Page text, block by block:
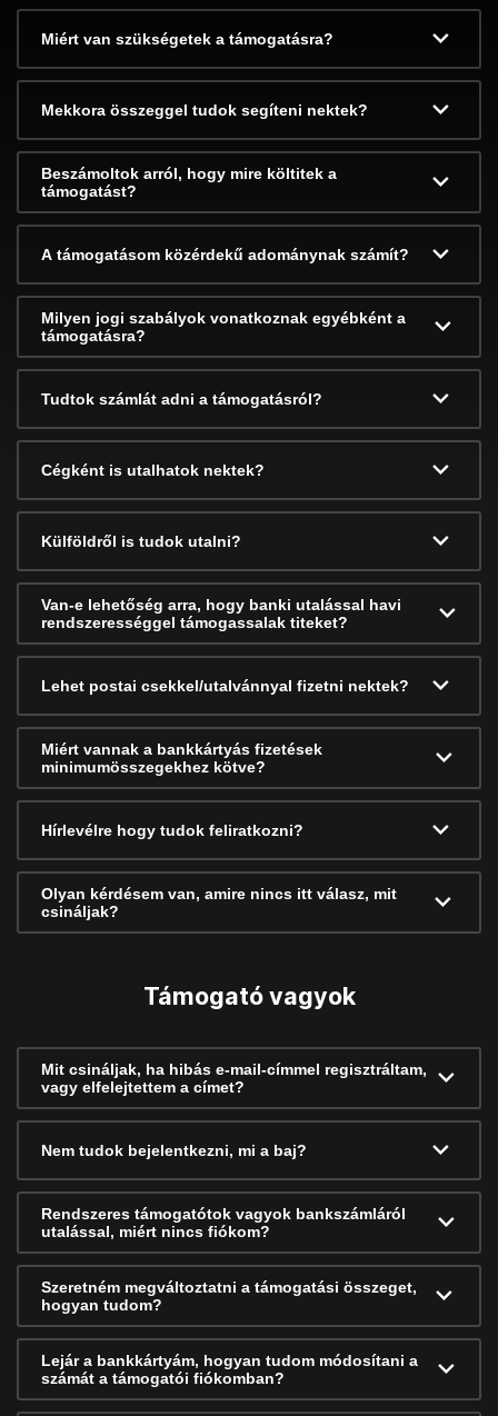
Miért van szükségetek a támogatásra?
Mekkora összeggel tudok segíteni nektek?
Beszámoltok arról, hogy mire költitek a
támogatást?
A támogatásom közérdekű adománynak számít?
Milyen jogi szabályok vonatkoznak egyébként a
támogatásra?
Tudtok számlát adni a támogatásról?
Cégként is utalhatok nektek?
Külföldről is tudok utalni?
Van-e lehetőség arra, hogy banki utalással havi
rendszerességgel támogassalak titeket?
Lehet postai csekkel/utalvánnyal fizetni nektek?
Miért vannak a bankkártyás fizetések
minimumösszegekhez kötve?
Hírlevélre hogy tudok feliratkozni?
Olyan kérdésem van, amire nincs itt válasz, mit
csináljak?
Támogató vagyok
Mit csináljak, ha hibás e-mail-címmel regisztráltam,
vagy elfelejtettem a címet?
Nem tudok bejelentkezni, mi a baj?
Rendszeres támogatótok vagyok bankszámláról
utalással, miért nincs fiókom?
Szeretném megváltoztatni a támogatási összeget,
hogyan tudom?
Lejár a bankkártyám, hogyan tudom módosítani a
számát a támogatói fiókomban?